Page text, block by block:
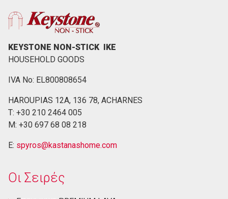
KEYSTONE NON-STICK ΙΚΕ
HOUSEHOLD GOODS
IVA No: EL800808654
HAROUPIAS 12Α, 136 78, ACHARNES
Τ: +30 210 2464 005
M: +30 697 68 08 218
E: spyros@kastanashome.com
Οι Σειρές